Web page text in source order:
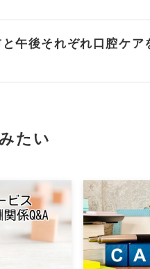
午後それぞれ口腔ケア
たい